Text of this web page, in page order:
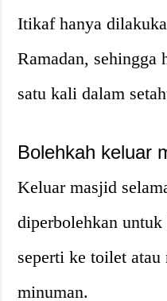
Itikaf hanya
Ramadan, sehingga
satu kali dalam
Bolehkah keluar
Keluar masjid
diperbolehkan untuk
seperti ke toilet atau
minuman.